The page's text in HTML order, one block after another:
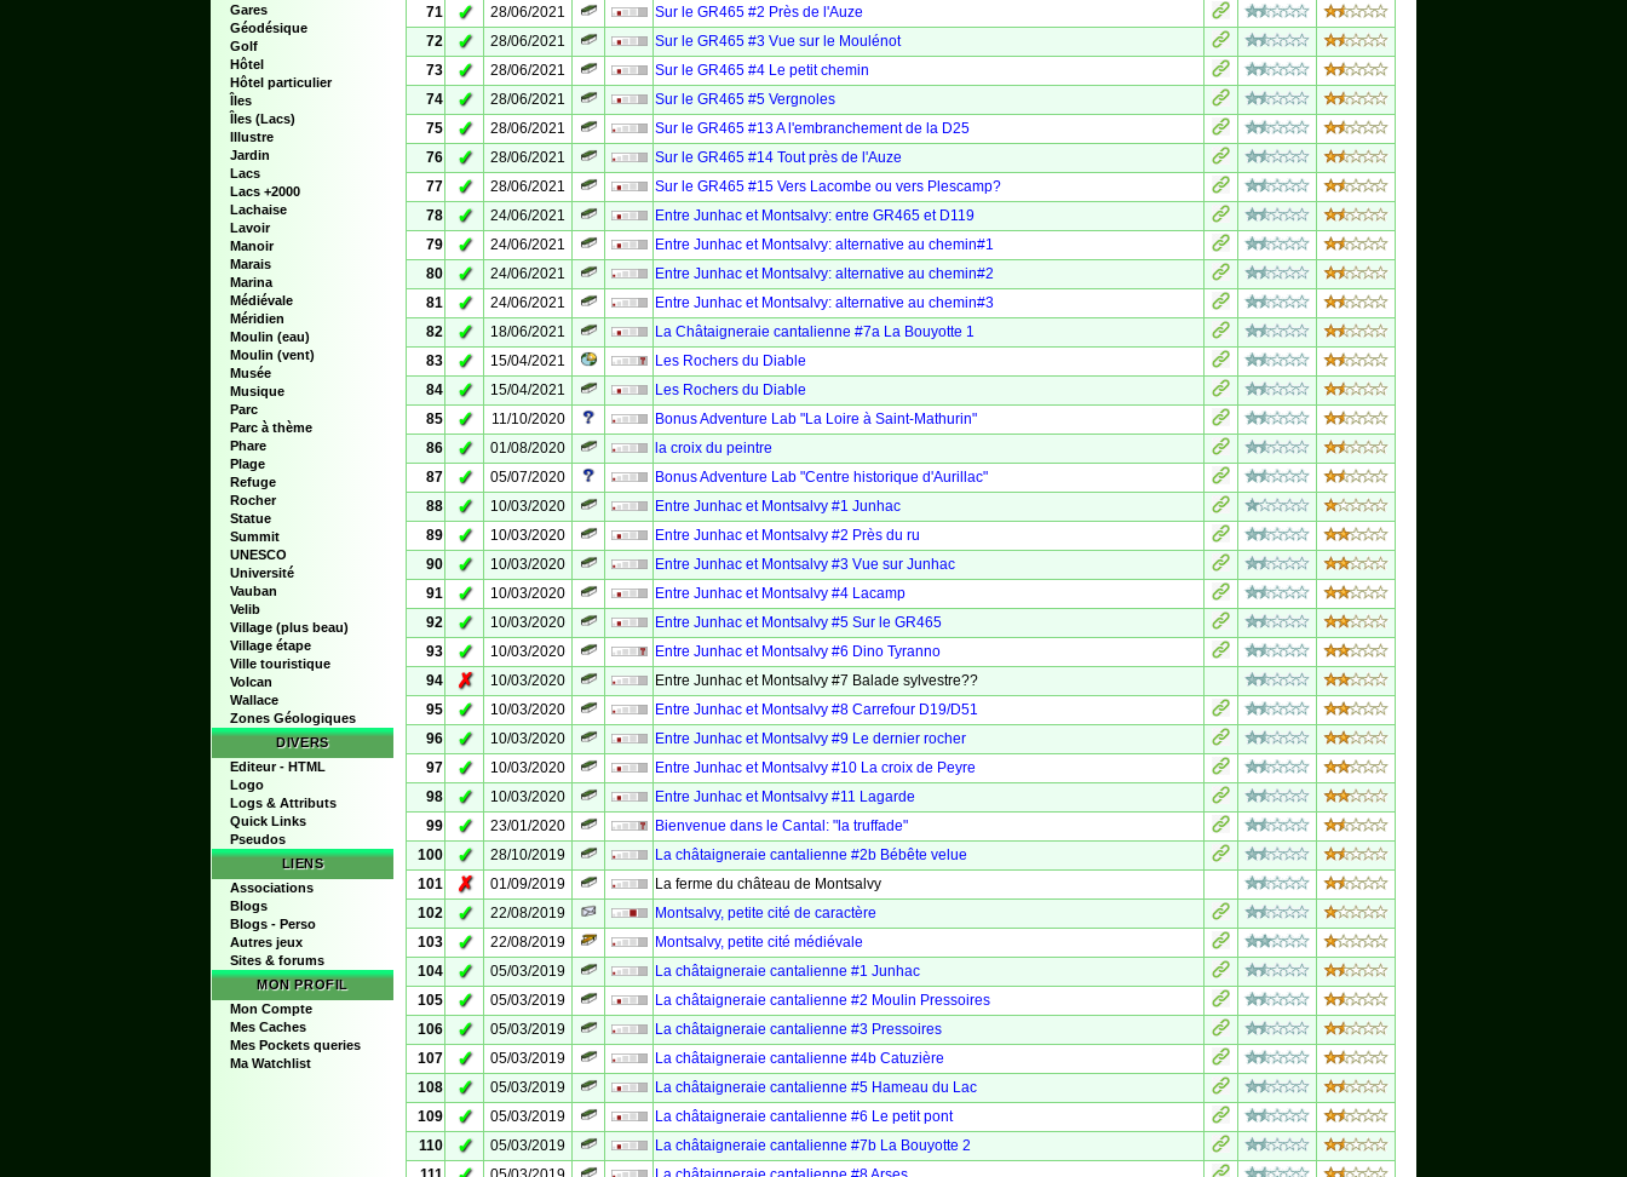
Gares
Géodésique
Golf
Hôtel
Hôtel particulier
Îles
Îles (Lacs)
Illustre
Jardin
Lacs
Lacs +2000
Lachaise
Lavoir
Manoir
Marais
Marina
Médiévale
Méridien
Moulin (eau)
Moulin (vent)
Musée
Musique
Parc
Parc à thème
Phare
Plage
Refuge
Rocher
Statue
Summit
UNESCO
Université
Vauban
Velib
Village (plus beau)
Village étape
Ville touristique
Volcan
Wallace
Zones Géologiques
DIVERS
Editeur - HTML
Logo
Logs & Attributs
Quick Links
Pseudos
LIENS
Associations
Blogs
Blogs - Perso
Autres jeux
Sites & forums
MON PROFIL
Mon Compte
Mes Caches
Mes Pockets queries
Ma Watchlist
71
✓ 28/06/2021
Sur le GR465 #2 Près de l'Auze
72
✓ 28/06/2021
Sur le GR465 #3 Vue sur le Moulénot
73
✓ 28/06/2021
Sur le GR465 #4 Le petit chemin
74
✓ 28/06/2021
Sur le GR465 #5 Vergnoles
75
✓ 28/06/2021
Sur le GR465 #13 A l'embranchement de la D25
76
✓ 28/06/2021
Sur le GR465 #14 Tout près de l'Auze
77
✓ 28/06/2021
Sur le GR465 #15 Vers Lacombe ou vers Plescamp?
78
✓ 24/06/2021
Entre Junhac et Montsalvy: entre GR465 et D119
79
✓ 24/06/2021
Entre Junhac et Montsalvy: alternative au chemin#1
80
✓ 24/06/2021
Entre Junhac et Montsalvy: alternative au chemin#2
81
✓ 24/06/2021
Entre Junhac et Montsalvy: alternative au chemin#3
82
✓ 18/06/2021
La Châtaigneraie cantalienne #7a La Bouyotte 1
83
✓ 15/04/2021
Les Rochers du Diable
84
✓ 15/04/2021
Les Rochers du Diable
85
✓ 11/10/2020
Bonus Adventure Lab "La Loire à Saint-Mathurin"
86
✓ 01/08/2020
la croix du peintre
87
✓ 05/07/2020
Bonus Adventure Lab "Centre historique d'Aurillac"
88
✓ 10/03/2020
Entre Junhac et Montsalvy #1 Junhac
89
✓ 10/03/2020
Entre Junhac et Montsalvy #2 Près du ru
90
✓ 10/03/2020
Entre Junhac et Montsalvy #3 Vue sur Junhac
91
✓ 10/03/2020
Entre Junhac et Montsalvy #4 Lacamp
92
✓ 10/03/2020
Entre Junhac et Montsalvy #5 Sur le GR465
93
✓ 10/03/2020
Entre Junhac et Montsalvy #6 Dino Tyranno
94
✗ 10/03/2020
Entre Junhac et Montsalvy #7 Balade sylvestre??
95
✓ 10/03/2020
Entre Junhac et Montsalvy #8 Carrefour D19/D51
96
✓ 10/03/2020
Entre Junhac et Montsalvy #9 Le dernier rocher
97
✓ 10/03/2020
Entre Junhac et Montsalvy #10 La croix de Peyre
98
✓ 10/03/2020
Entre Junhac et Montsalvy #11 Lagarde
99
✓ 23/01/2020
Bienvenue dans le Cantal: "la truffade"
100
✓ 28/10/2019
La châtaigneraie cantalienne #2b Bébête velue
101
✗ 01/09/2019
La ferme du château de Montsalvy
102
✓ 22/08/2019
Montsalvy, petite cité de caractère
103
✓ 22/08/2019
Montsalvy, petite cité médiévale
104
✓ 05/03/2019
La châtaigneraie cantalienne #1 Junhac
105
✓ 05/03/2019
La châtaigneraie cantalienne #2 Moulin Pressoires
106
✓ 05/03/2019
La châtaigneraie cantalienne #3 Pressoires
107
✓ 05/03/2019
La châtaigneraie cantalienne #4b Catuzière
108
✓ 05/03/2019
La châtaigneraie cantalienne #5 Hameau du Lac
109
✓ 05/03/2019
La châtaigneraie cantalienne #6 Le petit pont
110
✓ 05/03/2019
La châtaigneraie cantalienne #7b La Bouyotte 2